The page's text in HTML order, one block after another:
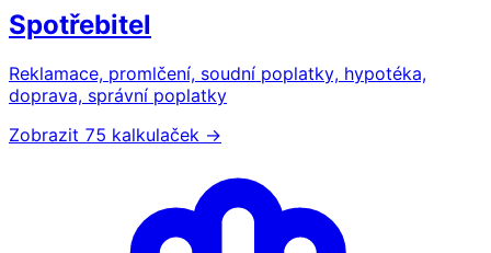
Spotřebitel
Reklamace, promlčení, soudní poplatky, hypotéka,
doprava, správní poplatky
Zobrazit 75 kalkulaček →